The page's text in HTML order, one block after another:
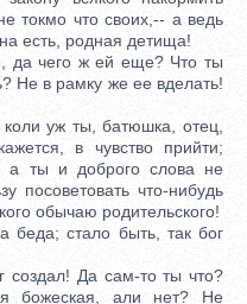
токмо что своих,-- а ведь
есть, родная детища!
чего ж ей еще? Что ты
Не в рамку же ее вделать!
уж ты, батюшка, отец,
в чувство прийти;
а ты и доброго слова не
посоветовать что-нибудь
обычаю родительского!
стало быть, так бог
Да сам-то ты что?
божеская, али нет? Не